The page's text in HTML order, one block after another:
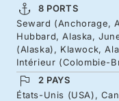
embarquez pour
Muse à la
fjords
reculées.
confort absolu en
8 PORTS
Seward (Anchorage,
Hubbard, Alaska,
(Alaska), Klawock,
Intérieur (Colombie-
2 PAYS
États-Unis (USA),